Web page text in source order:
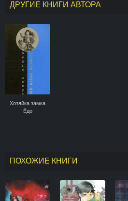
ДРУГИЕ КНИГИ АВТОРА
Хозяйка замка
Ёдо
ПОХОЖИЕ КНИГИ